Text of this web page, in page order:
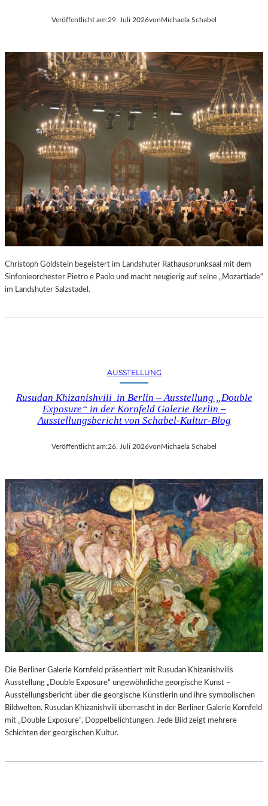
Veröffentlicht am:29. Juli 2026vonMichaela Schabel
Christoph Goldstein begeistert im Landshuter Rathausprunksaal mit dem
Sinfonieorchester Pietro e Paolo und macht neugierig auf seine „Mozartiade“
im Landshuter Salzstadel.
AUSSTELLUNG
Rusudan Khizanishvili in Berlin – Ausstellung „Double
Exposure“ in der Kornfeld Galerie Berlin –
Ausstellungsbericht von Schabel-Kultur-Blog
Veröffentlicht am:26. Juli 2026vonMichaela Schabel
Die Berliner Galerie Kornfeld präsentiert mit Rusudan Khizanishvilis
Ausstellung „Double Exposure“ ungewöhnliche georgische Kunst –
Ausstellungsbericht über die georgische Künstlerin und ihre symbolischen
Bildwelten. Rusudan Khizanishvili überrascht in der Berliner Galerie Kornfeld
mit „Double Exposure“, Doppelbelichtungen. Jede Bild zeigt mehrere
Schichten der georgischen Kultur.